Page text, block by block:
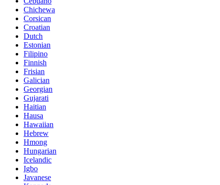
Chichewa
Corsican
Croatian
Dutch
Estonian
Filipino
Finnish
Frisian
Galician
Georgian
Gujarati
Haitian
Hausa
Hawaiian
Hebrew
Hmong
Hungarian
Icelandic
Igbo
Javanese